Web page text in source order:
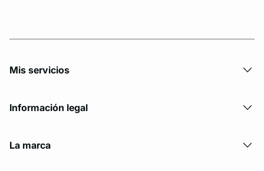
Mis servicios
Información legal
La marca